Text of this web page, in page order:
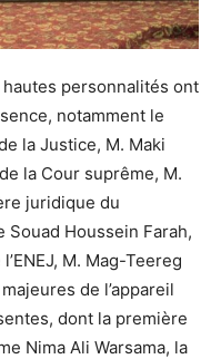
personnalités ont
notamment le
la Justice, M. Maki
la Cour suprême, M.
juridique du
Souad Houssein Farah,
M. Mag-Teereg
de l’appareil
dont la première
Nima Ali Warsama, la